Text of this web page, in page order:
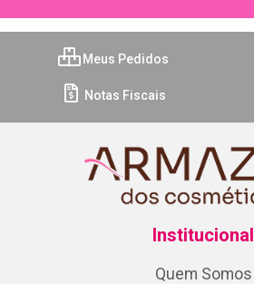
Meus Pedidos
Notas Fiscais
Institucional
Quem Somos